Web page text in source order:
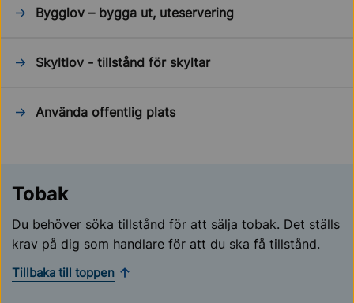
Bygglov – bygga ut, uteservering
Skyltlov - tillstånd för skyltar
Använda offentlig plats
Tobak
Du behöver söka tillstånd för att sälja tobak. Det ställs
krav på dig som handlare för att du ska få tillstånd.
Tillbaka till toppen